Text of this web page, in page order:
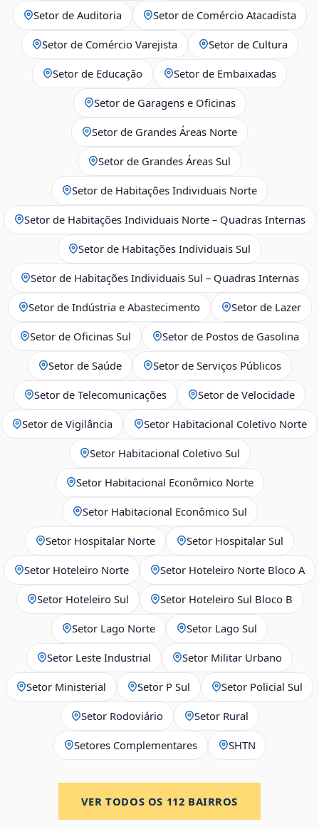
Setor de Auditoria Setor de Comércio Atacadista
Setor de Comércio Varejista Setor de Cultura
Setor de Educação Setor de Embaixadas
Setor de Garagens e Oficinas
Setor de Grandes Áreas Norte
Setor de Grandes Áreas Sul
Setor de Habitações Individuais Norte
Setor de Habitações Individuais Norte – Quadras Internas
Setor de Habitações Individuais Sul
Setor de Habitações Individuais Sul – Quadras Internas
Setor de Indústria e Abastecimento Setor de Lazer
Setor de Oficinas Sul Setor de Postos de Gasolina
Setor de Saúde Setor de Serviços Públicos
Setor de Telecomunicações Setor de Velocidade
Setor de Vigilância Setor Habitacional Coletivo Norte
Setor Habitacional Coletivo Sul
Setor Habitacional Econômico Norte
Setor Habitacional Econômico Sul
Setor Hospitalar Norte Setor Hospitalar Sul
Setor Hoteleiro Norte Setor Hoteleiro Norte Bloco A
Setor Hoteleiro Sul Setor Hoteleiro Sul Bloco B
Setor Lago Norte Setor Lago Sul
Setor Leste Industrial Setor Militar Urbano
Setor Ministerial Setor P Sul Setor Policial Sul
Setor Rodoviário Setor Rural
Setores Complementares SHTN
VER TODOS OS 112 BAIRROS